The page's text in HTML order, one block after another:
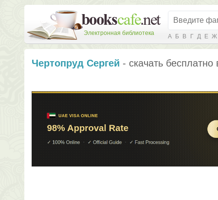
Электронная библиотека А Б В Г Д Е Ж
Чертопруд Сергей - скачать бесплатно